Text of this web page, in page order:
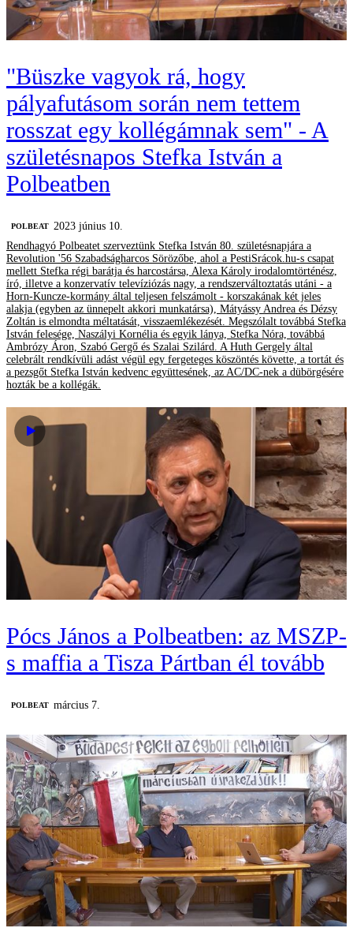
"Büszke vagyok rá, hogy
pályafutásom során nem tettem
rosszat egy kollégámnak sem" - A
születésnapos Stefka István a
Polbeatben
‎POLBEAT 2023 június 10.
Rendhagyó Polbeatet szerveztünk Stefka István 80. születésnapjára a
Revolution '56 Szabadságharcos Sörözőbe, ahol a PestiSrácok.hu-s csapat
mellett Stefka régi barátja és harcostársa, Alexa Károly irodalomtörténész,
író, illetve a konzervatív televíziózás nagy, a rendszerváltoztatás utáni - a
Horn-Kuncze-kormány által teljesen felszámolt - korszakának két jeles
alakja (egyben az ünnepelt akkori munkatársa), Mátyássy Andrea és Dézsy
Zoltán is elmondta méltatását, visszaemlékezését. Megszólalt továbbá Stefka
István felesége, Naszályi Kornélia és egyik lánya, Stefka Nóra, továbbá
Ambrózy Áron, Szabó Gergő és Szalai Szilárd. A Huth Gergely által
celebrált rendkívüli adást végül egy fergeteges köszöntés követte, a tortát és
a pezsgőt Stefka István kedvenc együttesének, az AC/DC-nek a dübörgésére
hozták be a kollégák.
Pócs János a Polbeatben: az MSZP-
s maffia a Tisza Pártban él tovább
‎POLBEAT március 7.